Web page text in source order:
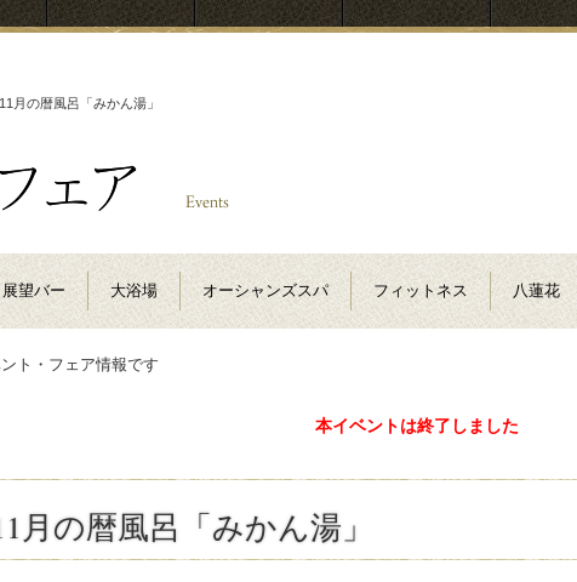
月の暦風呂「みかん湯」
展望バー 大浴場 オーシャンズスパ フィットネス 八蓮花
ト・フェア情報です
本イベントは終了しました
の暦風呂「みかん湯」